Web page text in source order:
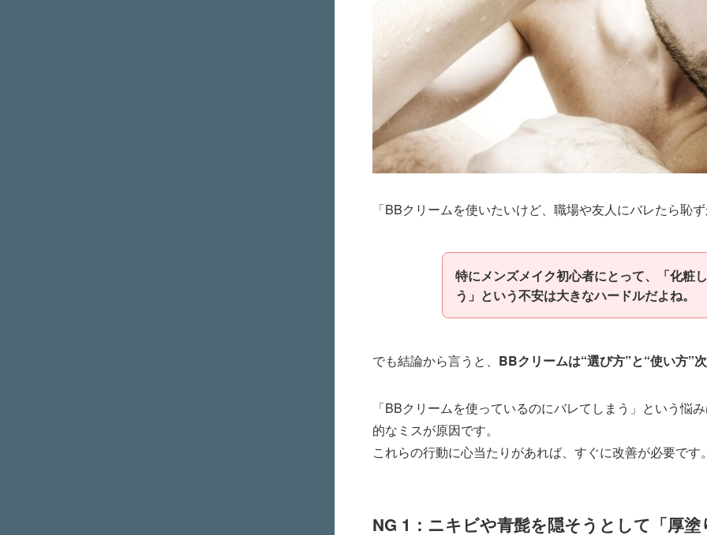
「BBクリームを使いたいけど、職場や友人にバレたら恥
特にメンズメイク初心者にとって、「化粧
う」という不安は大きなハードルだよね。
でも結論から言うと、 BBクリームは“選び方”と“使い方”
「BBクリームを使っているのにバレてしまう」という悩
的なミスが原因です。
これらの行動に心当たりがあれば、すぐに改善が必要です
NG 1：ニキビや青髭を隠そうとして「厚